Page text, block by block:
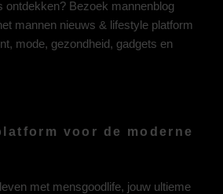
ontdekken? Bezoek mannenblog
mannen nieuws & lifestyle platform
mode, gezondheid, gadgets en
voor de moderne
met mensgoodlife, jouw ultieme